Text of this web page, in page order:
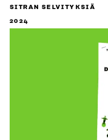
SITRAN SELVITYKSIÄ
2024